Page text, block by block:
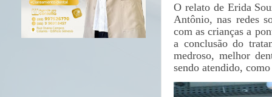
O relato de Erida
Antônio, nas redes
com as crianças a
a conclusão do
medroso, melhor
sendo atendido,